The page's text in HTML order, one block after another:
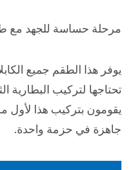
مرحلة حساسة للجهد مع
يقومون بتركيب هذا لأول
جاهزة في حزمة واحدة.